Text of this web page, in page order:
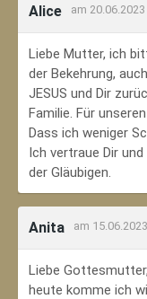
Alice am 20.06.2023
Liebe Mutter, ich
der Bekehrung,
JESUS und Dir
Familie. Für
Dass ich weniger
Ich vertraue Dir
der Gläubigen.
Anita am 15.06.2023
Liebe Gottesmutter,
heute komme ich